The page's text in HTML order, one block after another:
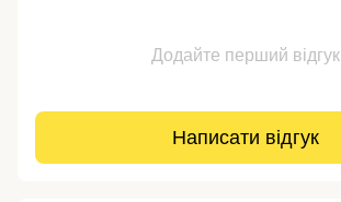
Додайте перший відгук
Написати відгук